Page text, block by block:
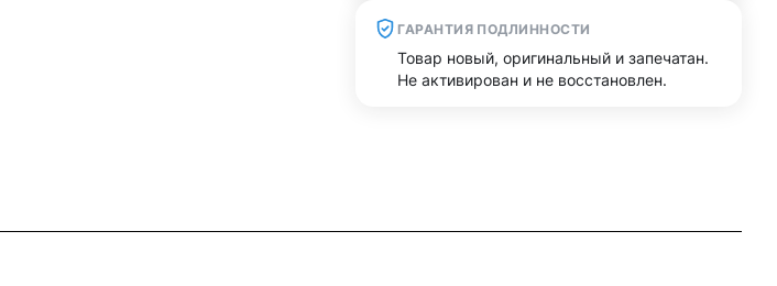
ГАРАНТИЯ ПОДЛИННОСТИ
Товар новый, оригинальный и запечатан.
Не активирован и не восстановлен.